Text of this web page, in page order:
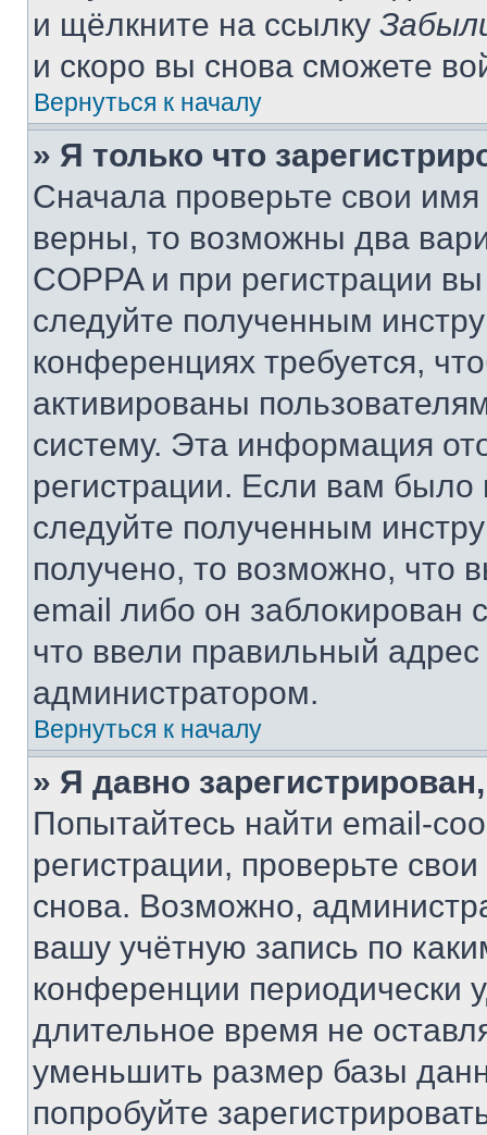
и щёлкните на ссылку
и скоро вы снова сможете
Вернуться к началу
» Я только что
Сначала проверьте свои
верны, то возможны два
COPPA и при регистрации
следуйте полученным
конференциях требуется,
активированы
систему. Эта информация
регистрации. Если вам
следуйте полученным
получено, то возможно, что
email либо он
что ввели правильный адрес
администратором.
Вернуться к началу
» Я давно
Попытайтесь найти email-
регистрации, проверьте
снова. Возможно,
вашу учётную запись по
конференции периодически
длительное время не
уменьшить размер базы
попробуйте